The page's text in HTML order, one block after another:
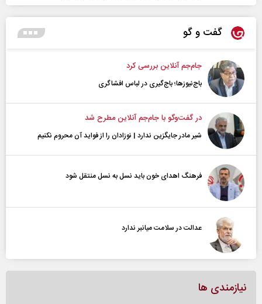
گفت و گو
جام‌جم آنلاین بررسی کرد
باج‌نیوزها؛ باج‌گیری در لباس افشاگری
در گفت‌و‌گو با جام‌جم آنلاین مطرح شد
شیر مادر جایگزین ندارد | نوزادان را از فواید آن محروم نکنیم
فرهنگ اهدای خون باید نسل به نسل منتقل شود
عدالت در سلامت میانبر ندارد
نیازمندی ها